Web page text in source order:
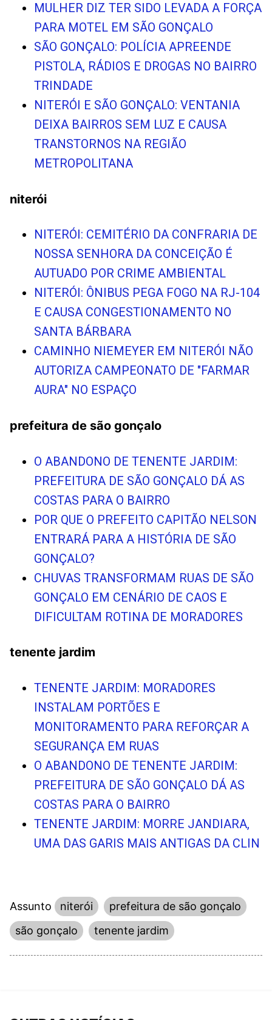
MULHER DIZ TER SIDO LEVADA A FORÇA
PARA MOTEL EM SÃO GONÇALO
SÃO GONÇALO: POLÍCIA APREENDE
PISTOLA, RÁDIOS E DROGAS NO BAIRRO
TRINDADE
NITERÓI E SÃO GONÇALO: VENTANIA
DEIXA BAIRROS SEM LUZ E CAUSA
TRANSTORNOS NA REGIÃO
METROPOLITANA
niterói
NITERÓI: CEMITÉRIO DA CONFRARIA DE
NOSSA SENHORA DA CONCEIÇÃO É
AUTUADO POR CRIME AMBIENTAL
NITERÓI: ÔNIBUS PEGA FOGO NA RJ-104
E CAUSA CONGESTIONAMENTO NO
SANTA BÁRBARA
CAMINHO NIEMEYER EM NITERÓI NÃO
AUTORIZA CAMPEONATO DE "FARMAR
AURA" NO ESPAÇO
prefeitura de são gonçalo
O ABANDONO DE TENENTE JARDIM:
PREFEITURA DE SÃO GONÇALO DÁ AS
COSTAS PARA O BAIRRO
POR QUE O PREFEITO CAPITÃO NELSON
ENTRARÁ PARA A HISTÓRIA DE SÃO
GONÇALO?
CHUVAS TRANSFORMAM RUAS DE SÃO
GONÇALO EM CENÁRIO DE CAOS E
DIFICULTAM ROTINA DE MORADORES
tenente jardim
TENENTE JARDIM: MORADORES
INSTALAM PORTÕES E
MONITORAMENTO PARA REFORÇAR A
SEGURANÇA EM RUAS
O ABANDONO DE TENENTE JARDIM:
PREFEITURA DE SÃO GONÇALO DÁ AS
COSTAS PARA O BAIRRO
TENENTE JARDIM: MORRE JANDIARA,
UMA DAS GARIS MAIS ANTIGAS DA CLIN
Assunto niterói
prefeitura de são gonçalo
são gonçalo
tenente jardim